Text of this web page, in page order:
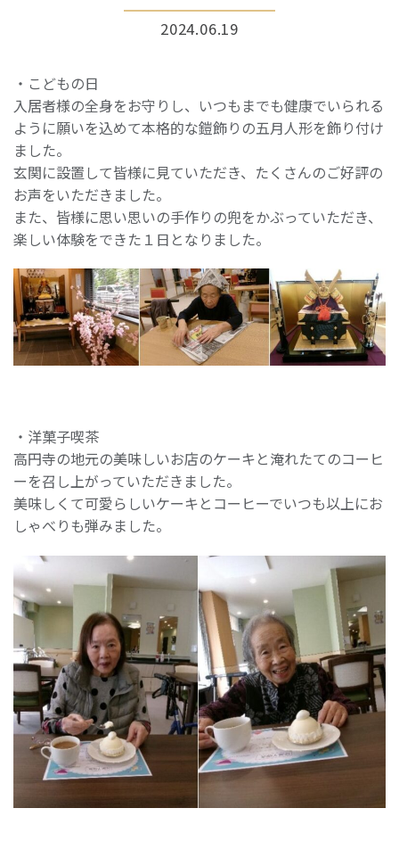
2024.06.19
・こどもの日
入居者様の全身をお守りし、いつもまでも健康でいられる
ように願いを込めて本格的な鎧飾りの五月人形を飾り付け
ました。
玄関に設置して皆様に見ていただき、たくさんのご好評の
お声をいただきました。
また、皆様に思い思いの手作りの兜をかぶっていただき、
楽しい体験をできた１日となりました。
・洋菓子喫茶
高円寺の地元の美味しいお店のケーキと淹れたてのコーヒ
ーを召し上がっていただきました。
美味しくて可愛らしいケーキとコーヒーでいつも以上にお
しゃべりも弾みました。